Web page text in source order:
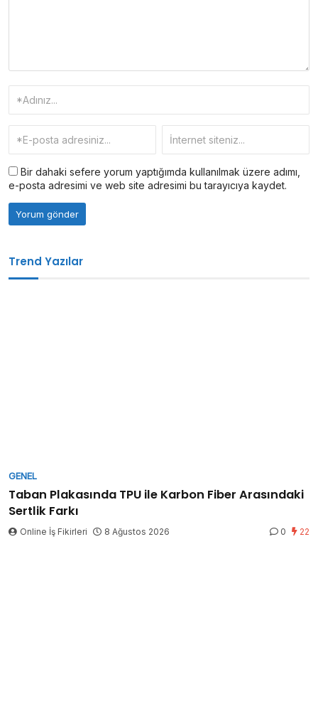
Bir dahaki sefere yorum yaptığımda kullanılmak üzere adımı,
e-posta adresimi ve web site adresimi bu tarayıcıya kaydet.
Trend Yazılar
GENEL
Taban Plakasında TPU ile Karbon Fiber Arasındaki
Sertlik Farkı
Online İş Fikirleri 8 Ağustos 2026 0 22